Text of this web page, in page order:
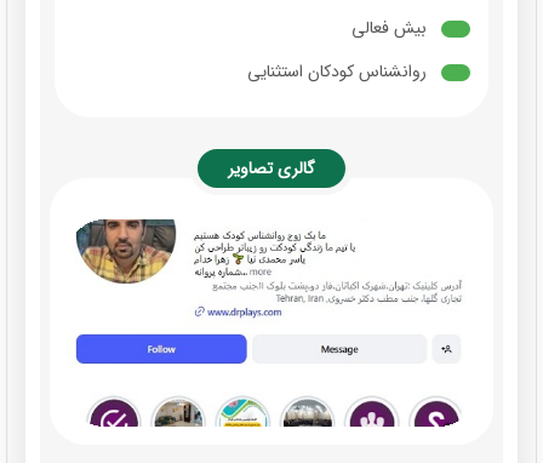
بیش فعالی
روانشناس کودکان استثنایی
گالری تصاویر